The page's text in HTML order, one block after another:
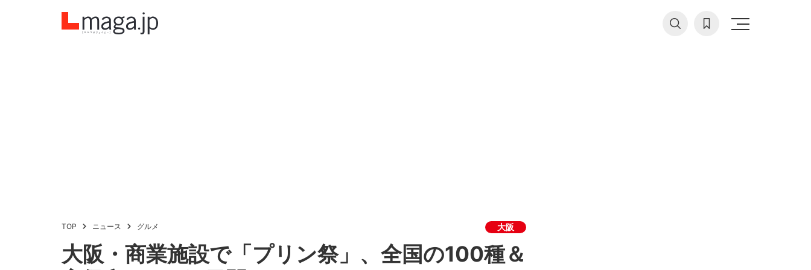
TOP ニュース グルメ 大阪
大阪・商業施設で「プリン祭」、全国の100種＆